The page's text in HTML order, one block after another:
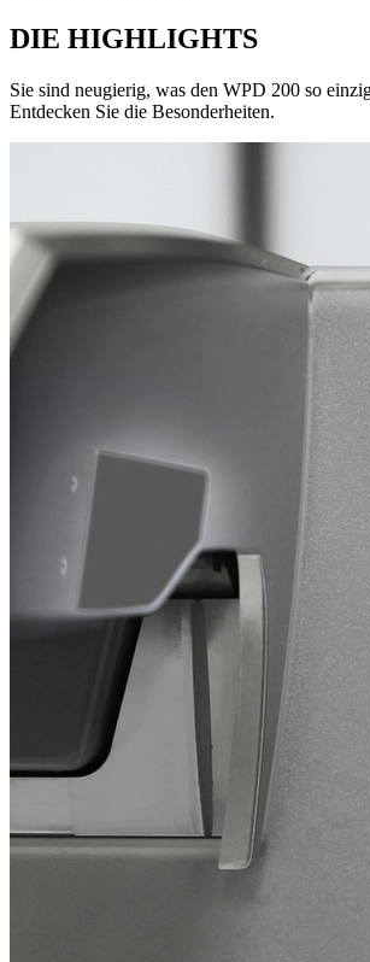
DIE HIGHLIGHTS
Sie sind neugierig, was den WPD 200 so
Entdecken Sie die Besonderheiten.